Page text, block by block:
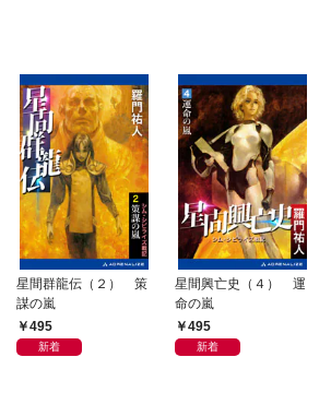
星間群龍伝（２） 策
謀の嵐
495
新着
星間興亡史（４） 運
命の嵐
495
新着